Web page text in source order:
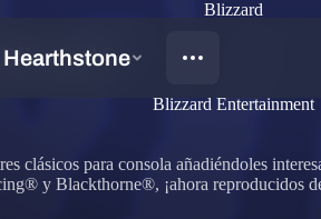
Blizzard
Blizzard®
Blizzard Entertainment
clásicos para consola añadiéndoles
y Blackthorne®, ¡ahora reproducidos